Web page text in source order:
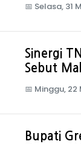
📅 Selasa, 31
Sinergi
Sebut
📅 Minggu, 22
Bupati